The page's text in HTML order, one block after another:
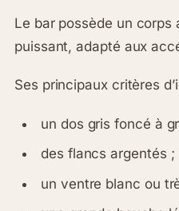
Le bar possède un corps
puissant, adapté aux
Ses principaux critères
un dos gris foncé à
des flancs argentés ;
un ventre blanc ou